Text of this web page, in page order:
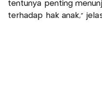
tentunya penting
terhadap hak anak,"